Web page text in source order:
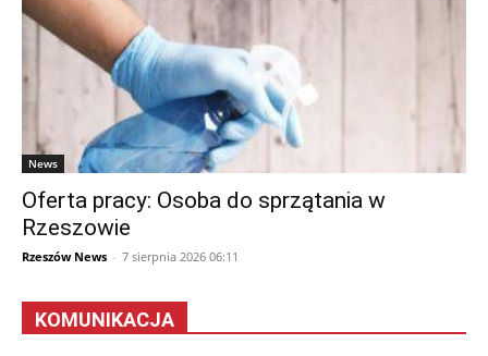
News
Oferta pracy: Osoba do sprzątania w
Rzeszowie
Rzeszów News - 7 sierpnia 2026 06:11
KOMUNIKACJA